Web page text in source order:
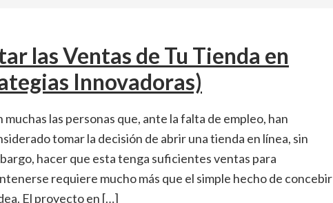
las Ventas de Tu Tienda en
Innovadoras)
muchas las personas que, ante la falta de empleo, han
tomar la decisión de abrir una tienda en línea, sin
hacer que esta tenga suficientes ventas para
requiere mucho más que el simple hecho de concebir
El proyecto en […]